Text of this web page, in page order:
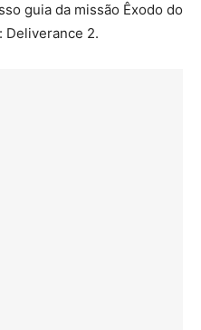
guia da missão Êxodo do
Deliverance 2.